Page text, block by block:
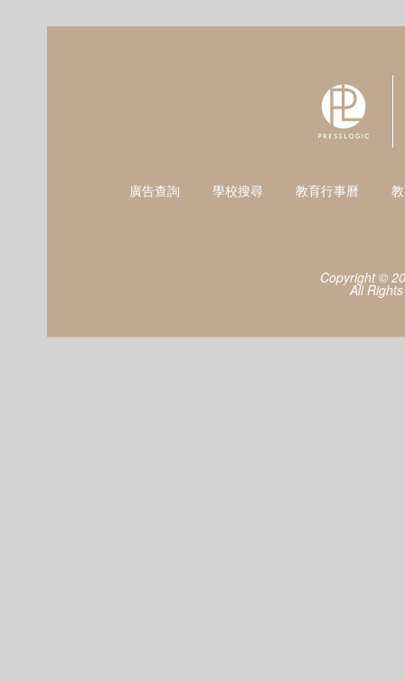
廣告查詢 學校搜尋 教育行事曆
Copyright ©
All